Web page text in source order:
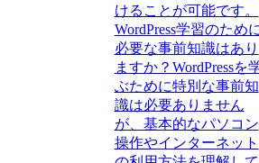
けることが可能です。
WordPress学習のため
必要な事前知識はあり
ますか？WordPressを
ぶために特別な事前知
識は必要ありません
が、基本的なパソコン
操作やインターネット